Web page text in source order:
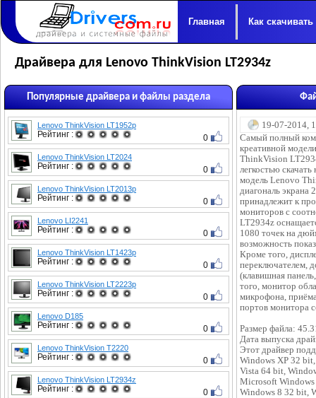
Главная Как скачивать
Драйвера для Lenovo ThinkVision LT2934z
Популярные драйвера и файлы раздела
Lenovo ThinkVision LT1952p
Рейтинг : 0
Lenovo ThinkVision LT2024
Рейтинг : 0
Lenovo ThinkVision LT2013p
Рейтинг : 0
Lenovo LI2241
Рейтинг : 0
Lenovo ThinkVision LT1423p
Рейтинг : 0
Lenovo ThinkVision LT2223p
Рейтинг : 0
Lenovo D185
Рейтинг : 0
Lenovo ThinkVision T2220
Рейтинг : 0
Lenovo ThinkVision LT2934z
Рейтинг : 0
19-07-2014,
Самый полный
креативной
ThinkVision
легкостью
модель Lenovo
диагональ экрана
принадлежит к
мониторов с
LT2934z
1080 точек на
возможность
Кроме того,
переключателем,
(клавишная
того, монитор
микрофона,
портов монитора
Размер файла:
Дата выпуска
Этот драйвер
Windows XP 32
Vista 64 bit,
Microsoft
Windows 8 32 bit,